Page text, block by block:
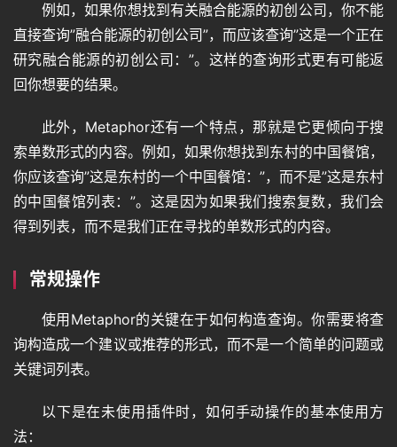
例如，如果你想找到有关融合能源的初创公司，你不能
直接查询”融合能源的初创公司”，而应该查询”这是一个正在
研究融合能源的初创公司：”。这样的查询形式更有可能返
回你想要的结果。
此外，Metaphor还有一个特点，那就是它更倾向于搜
索单数形式的内容。例如，如果你想找到东村的中国餐馆，
你应该查询”这是东村的一个中国餐馆：”，而不是”这是东村
的中国餐馆列表：”。这是因为如果我们搜索复数，我们会
得到列表，而不是我们正在寻找的单数形式的内容。
常规操作
使用Metaphor的关键在于如何构造查询。你需要将查
询构造成一个建议或推荐的形式，而不是一个简单的问题或
关键词列表。
以下是在未使用插件时，如何手动操作的基本使用方
法：